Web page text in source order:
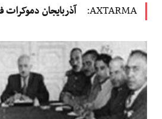
AXTARMA: آذربایجان